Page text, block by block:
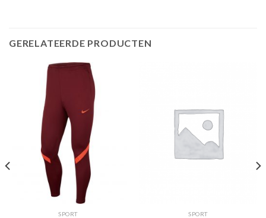
GERELATEERDE PRODUCTEN
SPORT SPORT